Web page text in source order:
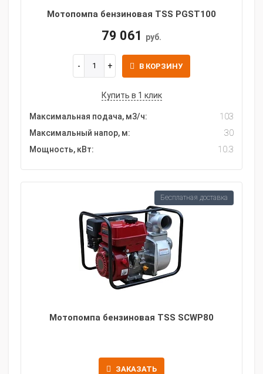
Мотопомпа бензиновая TSS PGST100
79 061 руб.
В КОРЗИНУ
Купить в 1 клик
Максимальная подача, м3/ч:
103
Максимальный напор, м:
30
Мощность, кВт:
10.3
Мотопомпа бензиновая TSS SCWP80
ЗАКАЗАТЬ
Бесплатная доставка